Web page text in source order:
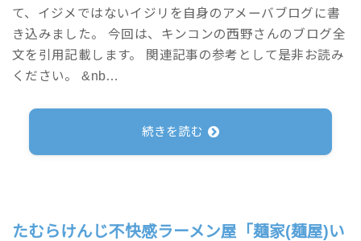
て、イジメではないイジリを自身のアメーバブログに書
き込みました。 今回は、キンコンの西野さんのブログ全
文を引用記載します。 関連記事の参考として是非お読み
ください。 &nb…
続きを読む
たむらけんじ不快感ラーメン屋「麺家(麺屋)い